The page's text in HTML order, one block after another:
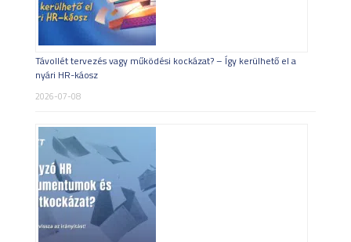
Távollét tervezés vagy működési kockázat? – Így kerülhető el a
nyári HR-káosz
2026-07-08